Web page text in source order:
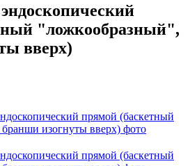
"ложкообразный",
вверх)